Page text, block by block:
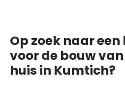
Op zoek naar
voor de bouw
huis in Kumtich?